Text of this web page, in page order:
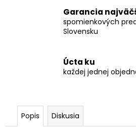
Garancia
spomienkových
Slovensku
Úcta ku
každej jednej
Popis Diskusia